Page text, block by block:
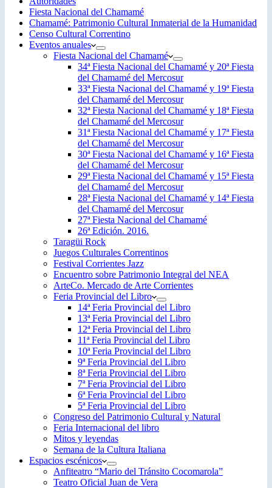
Fiesta Nacional del Chamamé
Chamamé: Patrimonio Cultural Inmaterial de la Humanidad
Censo Cultural Correntino
Eventos anuales
Fiesta Nacional del Chamamé
34ª Fiesta Nacional del Chamamé y 20ª Fiesta
del Chamamé del Mercosur
33ª Fiesta Nacional del Chamamé y 19ª Fiesta
del Chamamé del Mercosur
32ª Fiesta Nacional del Chamamé y 18ª Fiesta
del Chamamé del Mercosur
31ª Fiesta Nacional del Chamamé y 17ª Fiesta
del Chamamé del Mercosur
30ª Fiesta Nacional del Chamamé y 16ª Fiesta
del Chamamé del Mercosur
29ª Fiesta Nacional del Chamamé y 15ª Fiesta
del Chamamé del Mercosur
28ª Fiesta Nacional del Chamamé y 14ª Fiesta
del Chamamé del Mercosur
27ª Fiesta Nacional del Chamamé
26ª Edición. 2016.
Taragüi Rock
Juegos Culturales Correntinos
Festival Corrientes Jazz
Encuentro sobre Patrimonio Integral del NEA
ArteCo. Mercado de Arte Corrientes
Feria Provincial del Libro
14ª Feria Provincial del Libro
13ª Feria Provincial del Libro
12ª Feria Provincial del Libro
11ª Feria Provincial del Libro
10ª Feria Provincial del Libro
9ª Feria Provincial del Libro
8ª Feria Provincial del Libro
7ª Feria Provincial del Libro
6ª Feria Provincial del Libro
5ª Feria Provincial del Libro
Congreso del Patrimonio Cultural y Natural
Feria Internacional del libro
Mitos y leyendas
Semana de la Cultura Italiana
Espacios escénicos
Anfiteatro “Mario del Tránsito Cocomarola”
Teatro Oficial Juan de Vera